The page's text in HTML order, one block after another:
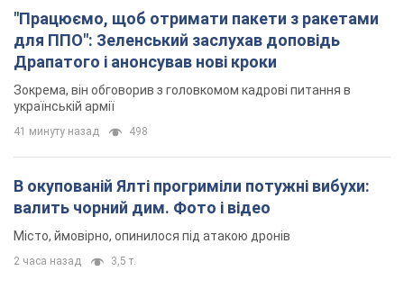
"Працюємо, щоб отримати пакети з ракетами
для ППО": Зеленський заслухав доповідь
Драпатого і анонсував нові кроки
Зокрема, він обговорив з головкомом кадрові питання в
українській армії
41 минуту назад 498
В окупованій Ялті прогриміли потужні вибухи:
валить чорний дим. Фото і відео
Місто, ймовірно, опинилося під атакою дронів
2 часа назад 3,5 т.